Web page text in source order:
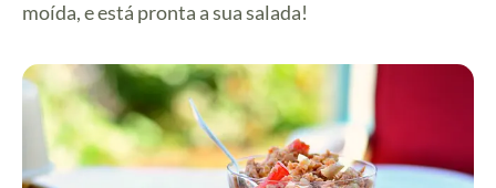
moída, e está pronta a sua salada!